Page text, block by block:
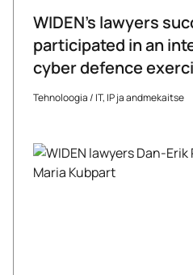
WIDEN’s lawyers
participated in an
cyber defence
Tehnoloogia/ IT, IP ja andmekaitse